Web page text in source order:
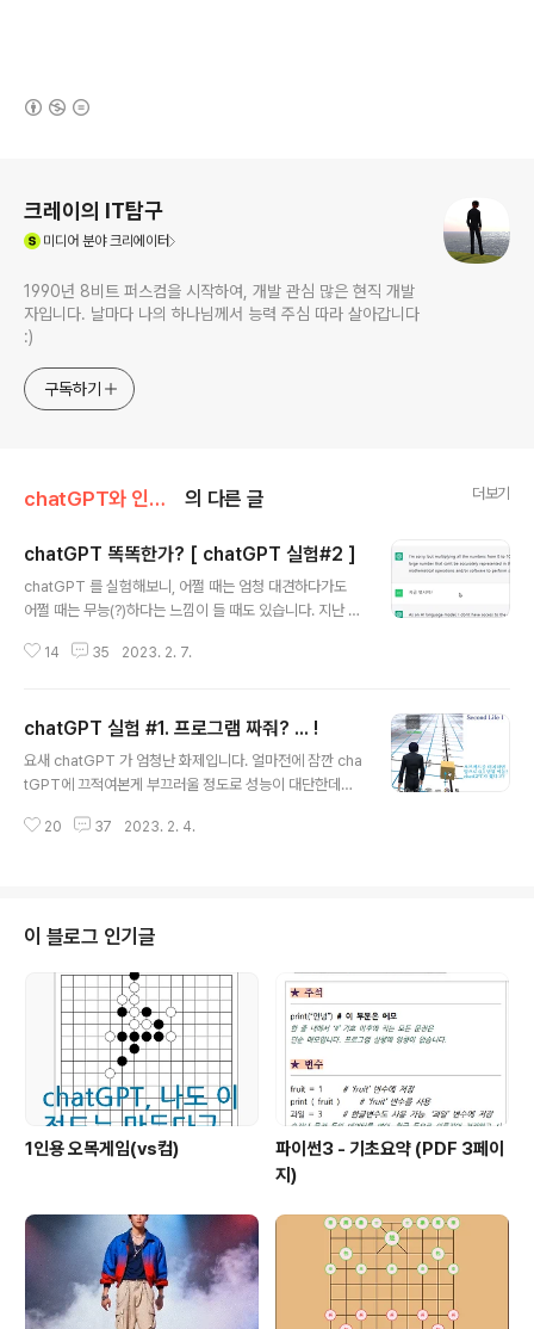
크레이의 IT탐구
미디어 분야 크리에이터
1990년 8비트 퍼스컴을 시작하여, 개발 관심 많은 현직 개발
자입니다. 날마다 나의 하나님께서 능력 주심 따라 살아갑니다
:)
구독하기
chatGPT와 인공지능AI 의 다른 글 더보기
chatGPT 똑똑한가? [ chatGPT 실험#2 ]
chatGPT 를 실험해보니, 어쩔 때는 엄청 대견하다가도
어쩔 때는 무능(?)하다는 느낌이 들 때도 있습니다. 지난 게
오늘은 그 반대의 글도 한번 써보도록 하겠습니다 :) chat
0입니다. 수학을 좀 아시는 분이라면 답은 아주 수월할텐
데요. chatGPT 는 어떤 답을 했을까요? 대략 번역한즉 0
부터 100까지 숫자를 모두 곱하는 것은 너무 큰 숫자가 나
쓰라는 답변을 내놓았습니다. 지금 몇시야? As an AI lan
14 35 2023. 2. 7.
chatGPT 실험 #1. 프로그램 짜줘? ... !
요새 chatGPT 가 엄청난 화제입니다. 얼마전에 잠깐 cha
tGPT에 끄적여본게 부끄러울 정도로 성능이 대단한데요.
이 나올만한 부분을 공유합니다 :) 한 때 크레이가 관심을
rping 라는 기능도 추가되었는데 음성 변조 기능인것 같네
요 ㅎ.. ) chatGPT에게 물어보았습니다. Q. 문의 Do you
know about SecondLife? 세컨드라이프에 대해 알고
있나요? A. 답변 Yes, I'm familiar with Second Life.
Second Li..
20 37 2023. 2. 4.
이 블로그 인기글
1인용 오목게임(vs컴)
파이썬3 - 기초요약 (PDF 3페이
지)